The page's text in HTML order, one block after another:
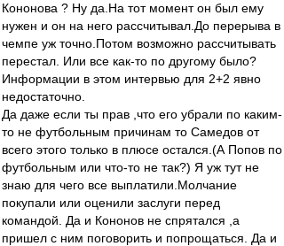
Кононова ? Ну да.На тот момент он был ему
нужен и он на него рассчитывал.До перерыва в
чемпе уж точно.Потом возможно рассчитывать
перестал. Или все как-то по другому было?
Информации в этом интервью для 2+2 явно
недостаточно.
Да даже если ты прав ,что его убрали по каким-
то не футбольным причинам то Самедов от
всего этого только в плюсе остался.(А Попов по
футбольным или что-то не так?) Я уж тут не
знаю для чего все выплатили.Молчание
покупали или оценили заслуги перед
командой. Да и Кононов не спрятался ,а
пришел с ним поговорить и попрощаться. Да и